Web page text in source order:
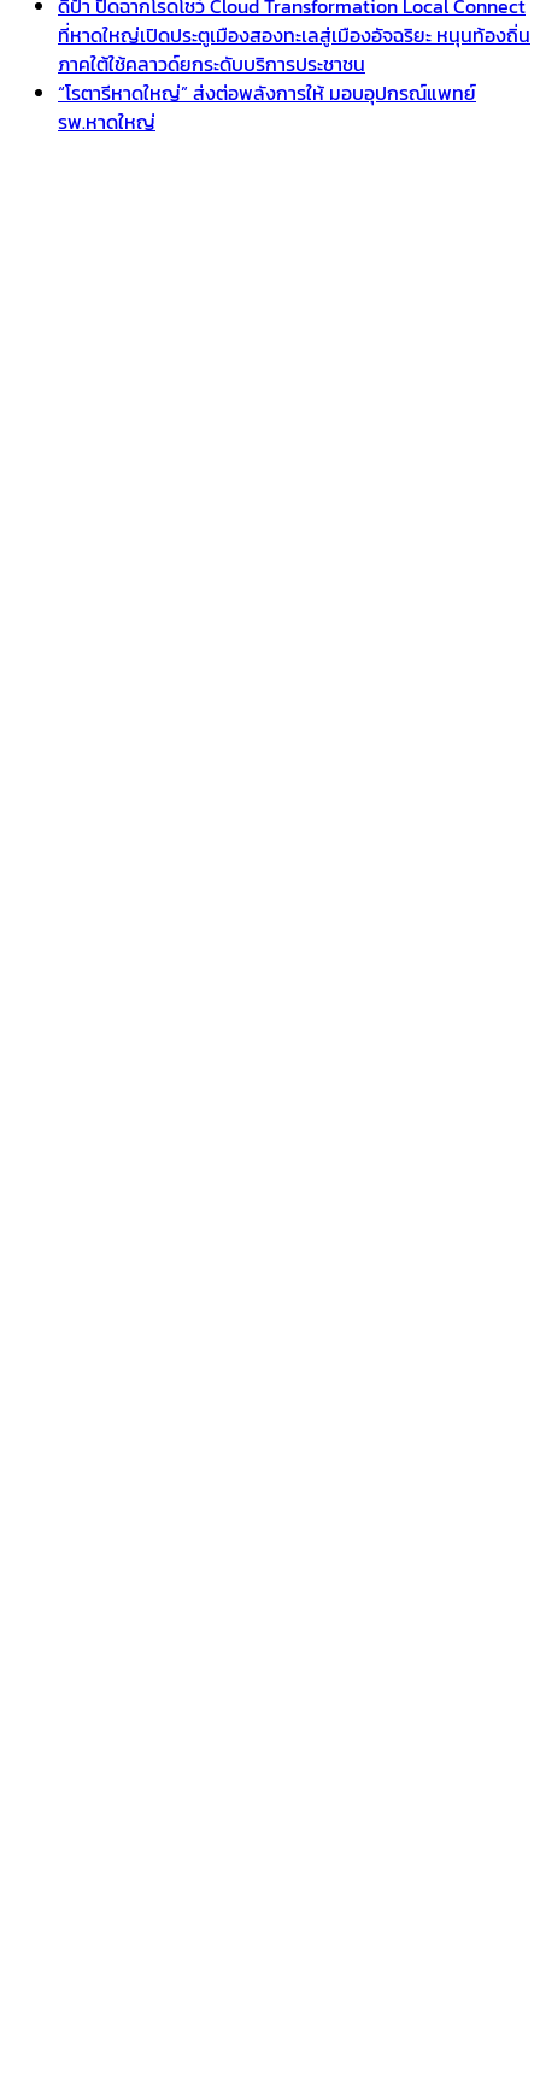
ดีป้า ปิดฉากโรดโชว์ Cloud Transformation Local Connect
ที่หาดใหญ่เปิดประตูเมืองสองทะเลสู่เมืองอัจฉริยะ หนุนท้องถิ่น
ภาคใต้ใช้คลาวด์ยกระดับบริการประชาชน
“โรตารีหาดใหญ่” ส่งต่อพลังการให้ มอบอุปกรณ์แพทย์
รพ.หาดใหญ่